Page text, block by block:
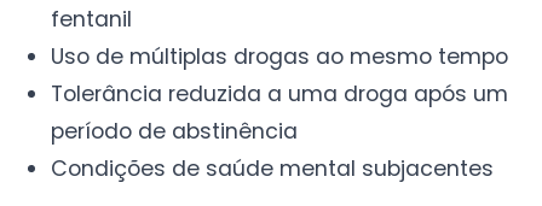
fentanil
Uso de múltiplas drogas ao mesmo tempo
Tolerância reduzida a uma droga após um
período de abstinência
Condições de saúde mental subjacentes